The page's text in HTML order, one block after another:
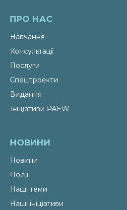
ПРО НАС
Навчання
Консультації
Послуги
Спецпроекти
Видання
Ініціативи PAEW
НОВИНИ
Новини
Події
Наші теми
Наші ініціативи